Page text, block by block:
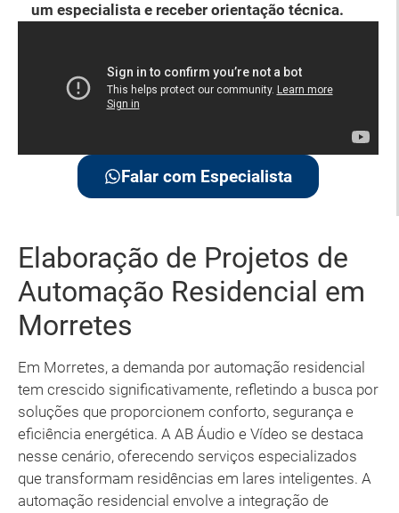
um especialista e receber orientação técnica.
Falar com Especialista
Elaboração de Projetos de
Automação Residencial em
Morretes
Em Morretes, a demanda por automação residencial
tem crescido significativamente, refletindo a busca por
soluções que proporcionem conforto, segurança e
eficiência energética. A AB Áudio e Vídeo se destaca
nesse cenário, oferecendo serviços especializados
que transformam residências em lares inteligentes. A
automação residencial envolve a integração de